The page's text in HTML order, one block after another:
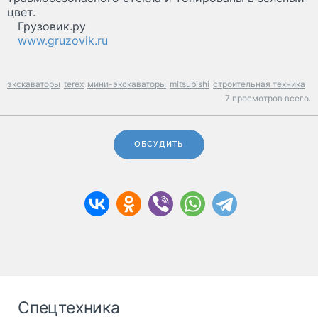
цвет.
Грузовик.ру
www.gruzovik.ru
экскаваторы terex мини-экскаваторы mitsubishi строительная техника
7 просмотров всего.
ОБСУДИТЬ
Спецтехника